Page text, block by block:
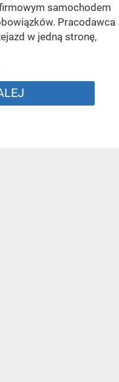
samochodem
Pracodawca
w jedną stronę,